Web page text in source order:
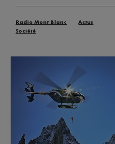
Radio Mont Blanc
Actus
Société